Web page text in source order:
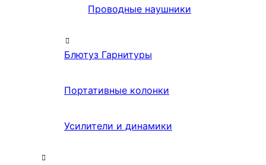
Проводные наушники
Блютуз Гарнитуры
Портативные колонки
Усилители и динамики